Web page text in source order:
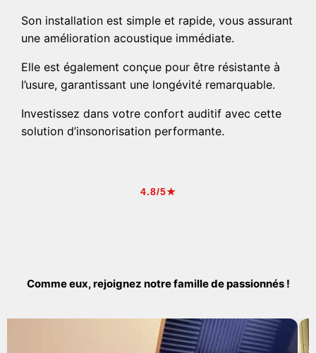
Son installation est simple et rapide, vous assurant
une amélioration acoustique immédiate.
Elle est également conçue pour être résistante à
l’usure, garantissant une longévité remarquable.
Investissez dans votre confort auditif avec cette
solution d’insonorisation performante.
4.8/5★
Comme eux, rejoignez notre famille de passionnés !